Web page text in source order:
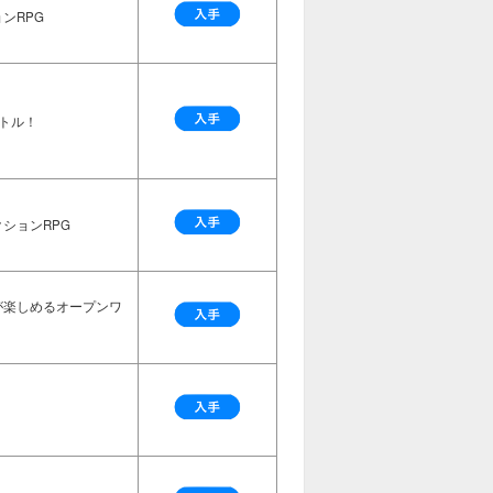
RPG
ル！
ョンRPG
しめるオープンワ